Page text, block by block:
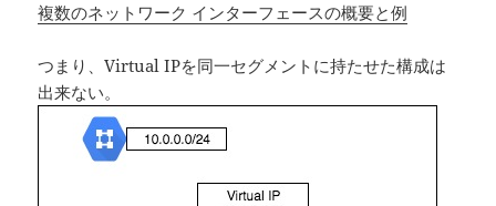
複数のネットワーク インターフェースの概要と例
つまり、Virtual IPを同一セグメントに持たせた構成は
出来ない。